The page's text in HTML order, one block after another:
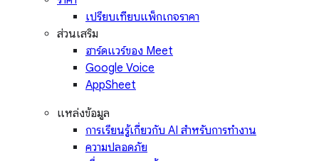
เปรียบเทียบแพ็กเกจราคา
ส่วนเสริม
ฮาร์ดแวร์ของ Meet
Google Voice
AppSheet
แหล่งข้อมูล
การเรียนรู้เกี่ยวกับ AI สำหรับการทำงาน
ความปลอดภัย